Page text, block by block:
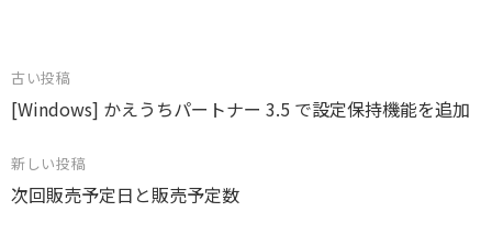
投
稿
ナ
ビ
ゲ
古い投稿
[Windows] かえうちパートナー 3.5 で設定保持機能を追加
新しい投稿
次回販売予定日と販売予定数